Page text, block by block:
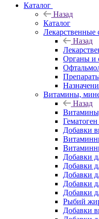
Каталог
Назад
Каталог
Лекарственные
Назад
Органы и
Витамины,
Назад
Добавки
Добавки
Добавки
Добавки
Добавки
Добавки
Рыбий
Добавки